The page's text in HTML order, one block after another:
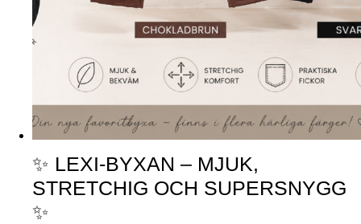
✨ LEXI-BYXAN – MJUK,
STRETCHIG OCH SUPERSNYGG
✨